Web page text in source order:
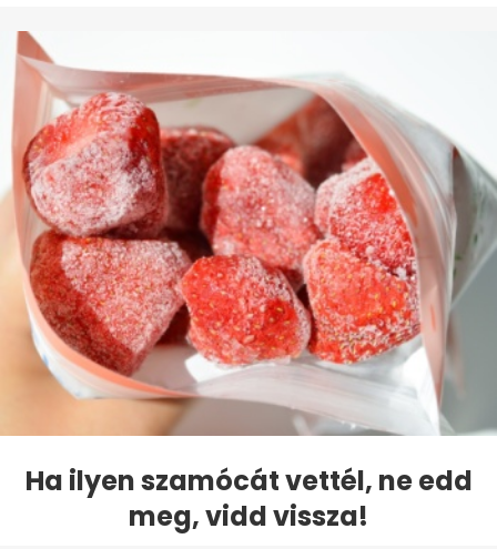
Ha ilyen szamócát vettél, ne edd
meg, vidd vissza!